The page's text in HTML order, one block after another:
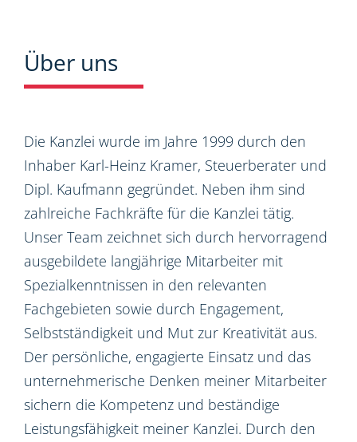
Über uns
Die Kanzlei wurde im Jahre 1999 durch den
Inhaber Karl-Heinz Kramer, Steuerberater und
Dipl. Kaufmann gegründet. Neben ihm sind
zahlreiche Fachkräfte für die Kanzlei tätig.
Unser Team zeichnet sich durch hervorragend
ausgebildete langjährige Mitarbeiter mit
Spezialkenntnissen in den relevanten
Fachgebieten sowie durch Engagement,
Selbstständigkeit und Mut zur Kreativität aus.
Der persönliche, engagierte Einsatz und das
unternehmerische Denken meiner Mitarbeiter
sichern die Kompetenz und beständige
Leistungsfähigkeit meiner Kanzlei. Durch den